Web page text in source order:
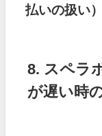
払いの扱い）
8. スペラ
が遅い時